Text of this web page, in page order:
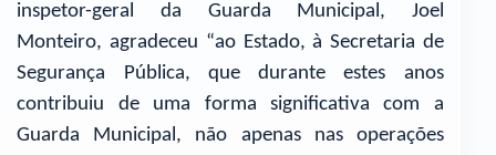
inspetor-geral da Guarda Municipal, Joel
Monteiro, agradeceu “ao Estado, à Secretaria de
Segurança Pública, que durante estes anos
contribuiu de uma forma significativa com a
Guarda Municipal, não apenas nas operações